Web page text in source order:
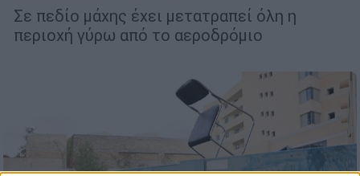
Σε πεδίο μάχης έχει μετατραπεί όλη η
περιοχή γύρω από το αεροδρόμιο